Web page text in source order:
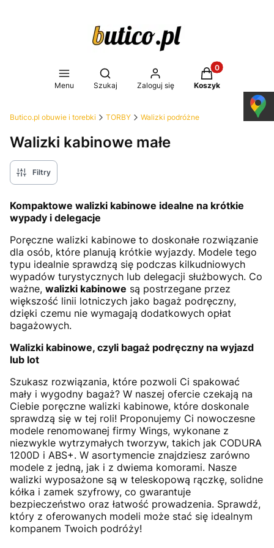
Menu
Otwórz wyszukiwarkę
Szukaj Zaloguj się
Produkty w
Koszyk
Butico.pl obuwie i torebki TORBY Walizki podróżne
Walizki kabinowe małe
Filtry
Kompaktowe walizki kabinowe idealne na krótkie
wypady i delegacje
Poręczne walizki kabinowe to doskonałe rozwiązanie
dla osób, które planują krótkie wyjazdy. Modele tego
typu idealnie sprawdzą się podczas kilkudniowych
wypadów turystycznych lub delegacji służbowych. Co
ważne, walizki kabinowe są postrzegane przez
większość linii lotniczych jako bagaż podręczny,
dzięki czemu nie wymagają dodatkowych opłat
bagażowych.
Walizki kabinowe, czyli bagaż podręczny na wyjazd
lub lot
Szukasz rozwiązania, które pozwoli Ci spakować
mały i wygodny bagaż? W naszej ofercie czekają na
Ciebie poręczne walizki kabinowe, które doskonale
sprawdzą się w tej roli! Proponujemy Ci nowoczesne
modele renomowanej firmy Wings, wykonane z
niezwykle wytrzymałych tworzyw, takich jak CODURA
1200D i ABS+. W asortymencie znajdziesz zarówno
modele z jedną, jak i z dwiema komorami. Nasze
walizki wyposażone są w teleskopową rączkę, solidne
kółka i zamek szyfrowy, co gwarantuje
bezpieczeństwo oraz łatwość prowadzenia. Sprawdź,
który z oferowanych modeli może stać się idealnym
kompanem Twoich podróży!